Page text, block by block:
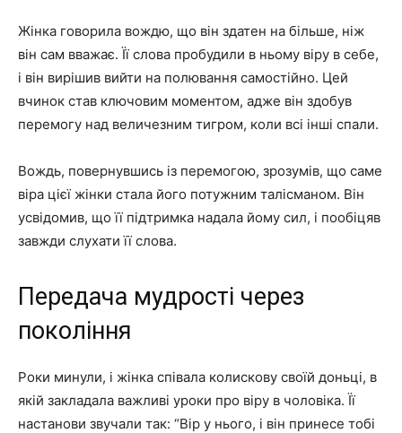
Жінка говорила вождю, що він здатен на більше, ніж
він сам вважає. Її слова пробудили в ньому віру в себе,
і він вирішив вийти на полювання самостійно. Цей
вчинок став ключовим моментом, адже він здобув
перемогу над величезним тигром, коли всі інші спали.
Вождь, повернувшись із перемогою, зрозумів, що саме
віра цієї жінки стала його потужним талісманом. Він
усвідомив, що її підтримка надала йому сил, і пообіцяв
завжди слухати її слова.
Передача мудрості через
покоління
Роки минули, і жінка співала колискову своїй доньці, в
якій закладала важливі уроки про віру в чоловіка. Її
настанови звучали так: “Вір у нього, і він принесе тобі